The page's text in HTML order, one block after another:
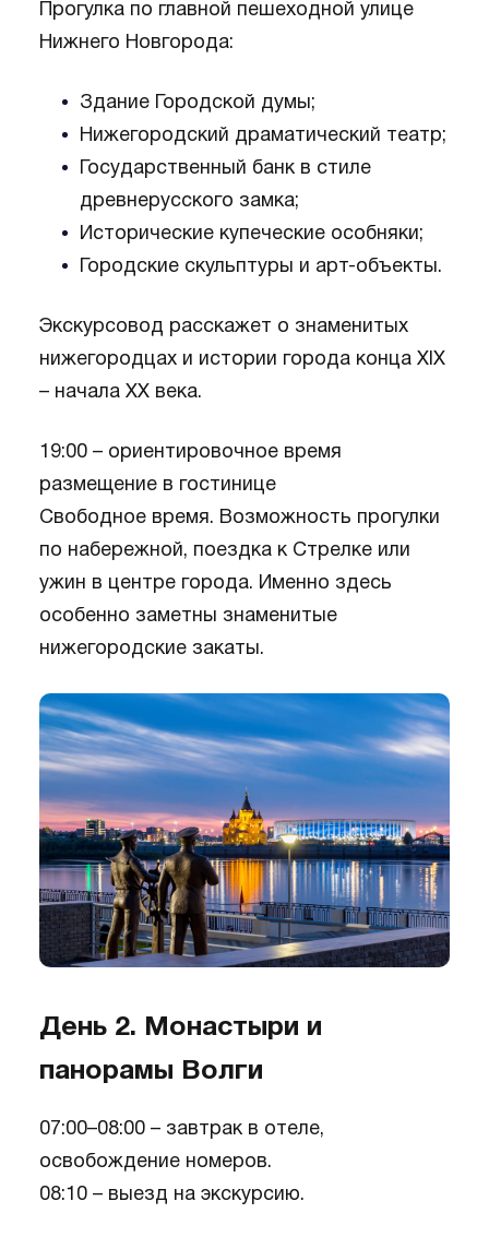
Прогулка по главной пешеходной улице
Нижнего Новгорода:
Здание Городской думы;
Нижегородский драматический театр;
Государственный банк в стиле
древнерусского замка;
Исторические купеческие особняки;
Городские скульптуры и арт-объекты.
Экскурсовод расскажет о знаменитых
нижегородцах и истории города конца XIX
– начала XX века.
19:00 – ориентировочное время
размещение в гостинице
Свободное время. Возможность прогулки
по набережной, поездка к Стрелке или
ужин в центре города. Именно здесь
особенно заметны знаменитые
нижегородские закаты.
День 2. Монастыри и
панорамы Волги
07:00–08:00 – завтрак в отеле,
освобождение номеров.
08:10 – выезд на экскурсию.